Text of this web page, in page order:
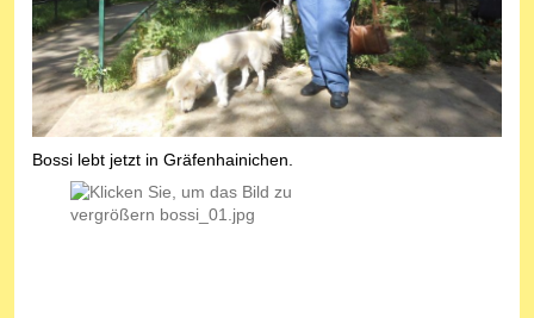
Bossi lebt jetzt in Gräfenhainichen.